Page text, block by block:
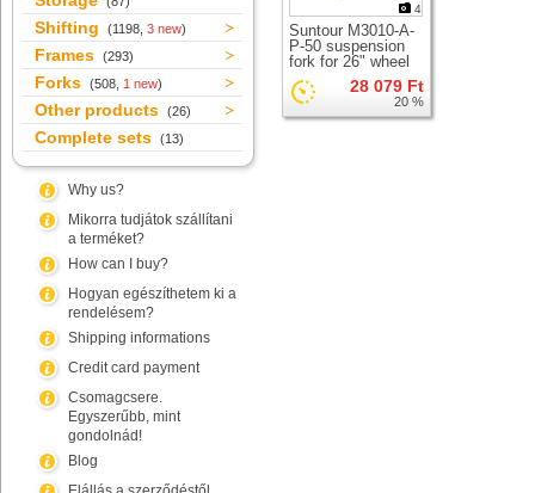
Shifting (1198, 3 new)
Frames (293)
Forks (508, 1 new)
Other products (26)
Complete sets (13)
Why us?
Mikorra tudjátok szállítani
a terméket?
How can I buy?
Hogyan egészíthetem ki a
rendelésem?
Shipping informations
Credit card payment
Csomagcsere.
Egyszerűbb, mint
gondolnád!
Blog
4
Suntour M3010-A-
P-50 suspension
fork for 26" wheel
28 079 Ft
20 %